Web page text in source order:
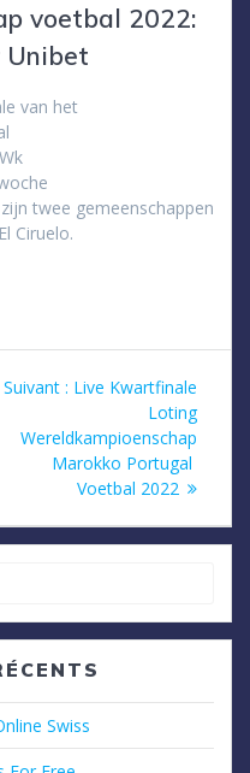
voetbal 2022:
Unibet
van het
twee gemeenschappen
Ciruelo.
Suivant : Article
:
Live Kwartfinale
Loting
Wereldkampioenschap
Marokko Portugal ​​
Voetbal 2022
Swiss